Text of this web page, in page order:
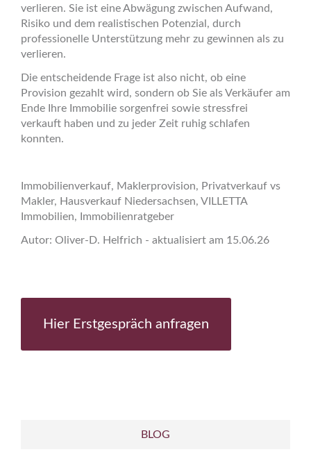
verlieren. Sie ist eine Abwägung zwischen Aufwand,
Risiko und dem realistischen Potenzial, durch
professionelle Unterstützung mehr zu gewinnen als zu
verlieren.
Die entscheidende Frage ist also nicht, ob eine
Provision gezahlt wird, sondern ob Sie als Verkäufer am
Ende Ihre Immobilie sorgenfrei sowie stressfrei
verkauft haben und zu jeder Zeit ruhig schlafen
konnten.
Immobilienverkauf, Maklerprovision, Privatverkauf vs
Makler, Hausverkauf Niedersachsen, VILLETTA
Immobilien, Immobilienratgeber
Autor: Oliver-D. Helfrich - aktualisiert am 15.06.26
Hier Erstgespräch anfragen
BLOG